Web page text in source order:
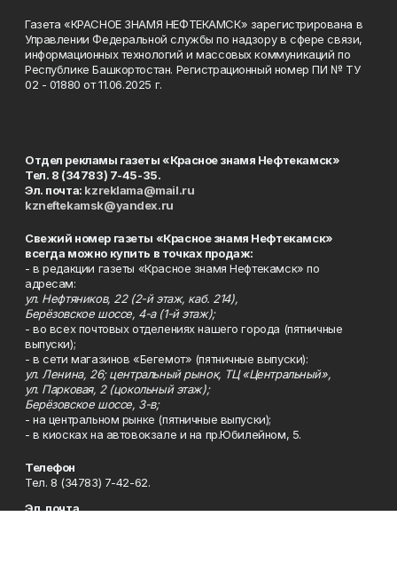
Газета «КРАСНОЕ ЗНАМЯ НЕФТЕКАМСК» зарегистрирована в
Управлении Федеральной службы по надзору в сфере связи,
информационных технологий и массовых коммуникаций по
Республике Башкортостан. Регистрационный номер ПИ № ТУ
02 - 01880 от 11.06.2025 г.
Отдел рекламы газеты «Красное знамя Нефтекамск»
Тел. 8 (34783) 7-45-35.
Эл. почта: kzreklama@mail.ru
kzneftekamsk@yandex.ru
Свежий номер газеты «Красное знамя Нефтекамск»
всегда можно купить в точках продаж:
- в редакции газеты «Красное знамя Нефтекамск» по
адресам:
ул. Нефтяников, 22 (2-й этаж, каб. 214),
Берёзовское шоссе, 4-а (1-й этаж);
- во всех почтовых отделениях нашего города (пятничные
выпуски);
- в сети магазинов «Бегемот» (пятничные выпуски):
ул. Ленина, 26; центральный рынок, ТЦ «Центральный»,
ул. Парковая, 2 (цокольный этаж);
Берёзовское шоссе, 3-в;
- на центральном рынке (пятничные выпуски);
- в киосках на автовокзале и на пр.Юбилейном, 5.
Телефон
Тел. 8 (34783) 7-42-62.
Эл. почта